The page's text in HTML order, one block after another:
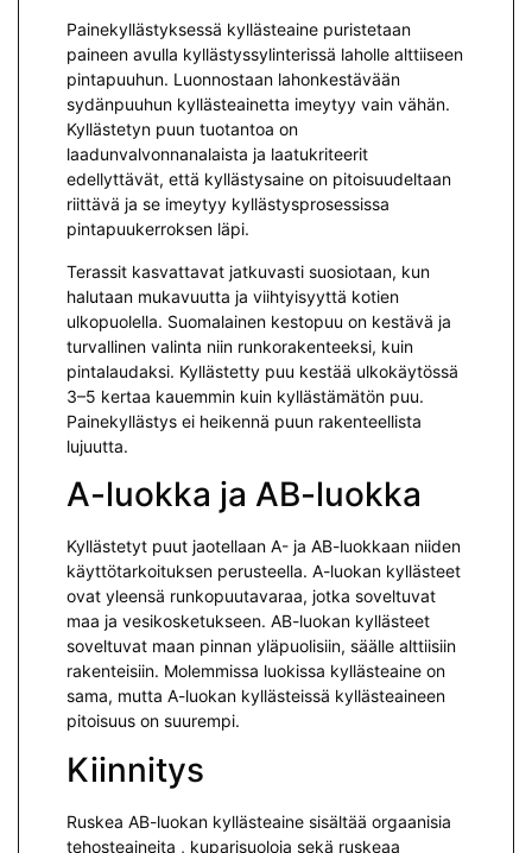
Painekyllästyksessä kyllästeaine puristetaan
paineen avulla kyllästyssylinterissä laholle alttiiseen
pintapuuhun. Luonnostaan lahonkestävään
sydänpuuhun kyllästeainetta imeytyy vain vähän.
Kyllästetyn puun tuotantoa on
laadunvalvonnanalaista ja laatukriteerit
edellyttävät, että kyllästysaine on pitoisuudeltaan
riittävä ja se imeytyy kyllästysprosessissa
pintapuukerroksen läpi.
Terassit kasvattavat jatkuvasti suosiotaan, kun
halutaan mukavuutta ja viihtyisyyttä kotien
ulkopuolella. Suomalainen kestopuu on kestävä ja
turvallinen valinta niin runkorakenteeksi, kuin
pintalaudaksi. Kyllästetty puu kestää ulkokäytössä
3–5 kertaa kauemmin kuin kyllästämätön puu.
Painekyllästys ei heikennä puun rakenteellista
lujuutta.
A-luokka ja AB-luokka
Kyllästetyt puut jaotellaan A- ja AB-luokkaan niiden
käyttötarkoituksen perusteella. A-luokan kyllästeet
ovat yleensä runkopuutavaraa, jotka soveltuvat
maa ja vesikosketukseen. AB-luokan kyllästeet
soveltuvat maan pinnan yläpuolisiin, säälle alttiisiin
rakenteisiin. Molemmissa luokissa kyllästeaine on
sama, mutta A-luokan kyllästeissä kyllästeaineen
pitoisuus on suurempi.
Kiinnitys
Ruskea AB-luokan kyllästeaine sisältää orgaanisia
tehosteaineita , kuparisuoloja sekä ruskeaa